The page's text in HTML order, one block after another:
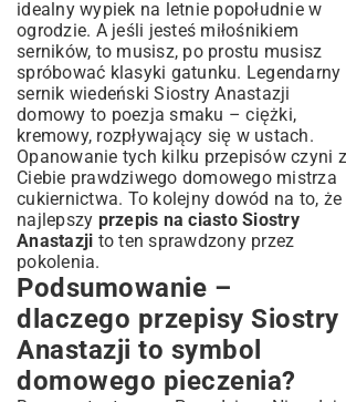
idealny wypiek na letnie popołudnie w
ogrodzie. A jeśli jesteś miłośnikiem
serników, to musisz, po prostu musisz
spróbować klasyki gatunku. Legendarny
sernik wiedeński Siostry Anastazji
domowy to poezja smaku – ciężki,
kremowy, rozpływający się w ustach.
Opanowanie tych kilku przepisów czyni z
Ciebie prawdziwego domowego mistrza
cukiernictwa. To kolejny dowód na to, że
najlepszy przepis na ciasto Siostry
Anastazji to ten sprawdzony przez
pokolenia.
Podsumowanie –
dlaczego przepisy Siostry
Anastazji to symbol
domowego pieczenia?